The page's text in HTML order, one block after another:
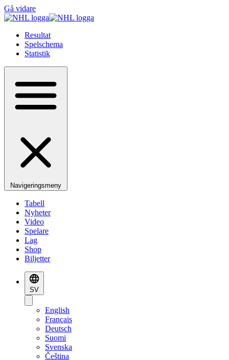
Gå vidare
Resultat
Spelschema
Statistik
Navigeringsmeny
Tabell
Nyheter
Video
Spelare
Lag
Shop
Biljetter
SV
English
Français
Deutsch
Suomi
Svenska
Čeština